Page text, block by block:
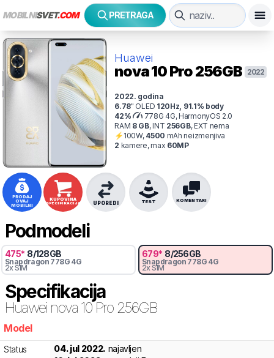
MOBILNISVET.COM PRETRAGA
Huawei
nova 10 Pro256GB 2022
2022. godina
6.78" OLED 120Hz 91.1% body
42%
778G 4G, HarmonyOS 2.0
RAM 8GB,INT 256GB,EXT nema
⚡ 100W, 4500 mAh neizmenjiva
2 kamere, max 60MP
PRODAJ
OVAJ
MOBILNI
KUPOVINA
SPECIFIKACIJA TEST KOMENTARI
UPOREDI
Podmodeli
475* 8/128GB
Snapdragon 778G 4G
2x SIM
679* 8/256GB
Snapdragon 778G 4G
2x SIM
Specifikacija
Huawei nova 10 Pro 256GB
Model
Status 04. jul 2022. najavljen